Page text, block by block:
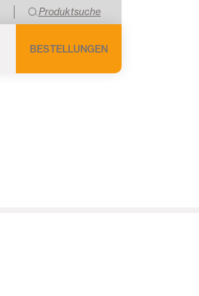
Produktsuche
BESTELLUNGEN